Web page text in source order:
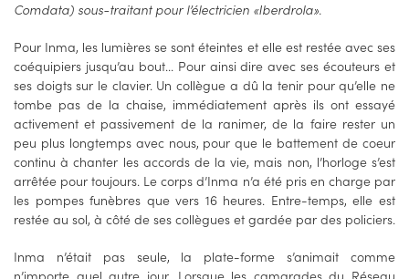
Comdata) sous-traitant pour l’électricien «Iberdrola».
Pour Inma, les lumières se sont éteintes et elle est restée avec ses
coéquipiers jusqu’au bout... Pour ainsi dire avec ses écouteurs et
ses doigts sur le clavier. Un collègue a dû la tenir pour qu’elle ne
tombe pas de la chaise, immédiatement après ils ont essayé
activement et passivement de la ranimer, de la faire rester un
peu plus longtemps avec nous, pour que le battement de coeur
continu à chanter les accords de la vie, mais non, l’horloge s’est
arrêtée pour toujours. Le corps d’Inma n’a été pris en charge par
les pompes funèbres que vers 16 heures. Entre-temps, elle est
restée au sol, à côté de ses collègues et gardée par des policiers.
Inma n’était pas seule, la plate-forme s’animait comme
n’importe quel autre jour. Lorsque les camarades du Réseau